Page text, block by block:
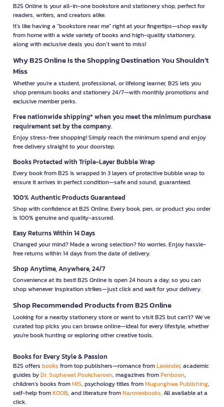
B2S Online is your all-in-one bookstore and stationery shop, perfect for
readers, writers, and creators alike.
It’s like having a "bookstore near me" right at your fingertips—shop easily
from home with a wide variety of books and high-quality stationery,
along with exclusive deals you don’t want to miss!
Why B2S Online Is the Shopping Destination You Shouldn’t
Miss
Whether you're a student, professional, or lifelong learner, B2S lets you
shop premium books and stationery 24/7—with monthly promotions and
exclusive member perks.
Free nationwide shipping* when you meet the minimum purchase
requirement set by the company.
Enjoy stress-free shopping! Simply reach the minimum spend and enjoy
free delivery straight to your doorstep.
Books Protected with Triple-Layer Bubble Wrap
Every book from B2S is wrapped in 3 layers of protective bubble wrap to
ensure it arrives in perfect condition—safe and sound, guaranteed.
100% Authentic Products Guaranteed
Shop with confidence at B2S Online. Every book, pen, or product you order
is 100% genuine and quality-assured.
Easy Returns Within 14 Days
Changed your mind? Made a wrong selection? No worries. Enjoy hassle-
free returns within 14 days from the date of delivery.
Shop Anytime, Anywhere, 24/7
Convenience at its best! B2S Online is open 24 hours a day, so you can
shop whenever inspiration strikes—just click and wait for your delivery.
Shop Recommended Products from B2S Online
Looking for a nearby stationery store or want to visit B2S but can't? We’ve
curated top picks you can browse online—ideal for every lifestyle, whether
you're book hunting or exploring other creative tools.
Books for Every Style & Passion
B2S offers books from top publishers—romance fromLavender, academic
guides byDr. Suphawat Pookcharoen, magazines fromPenboon,
children’s books fromMIS, psychology titles fromMugunghwa Publishing,
self-help fromKOOB, and literature fromNanmeebooks. All available at a
click.